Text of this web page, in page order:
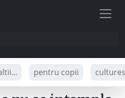
pentru copii